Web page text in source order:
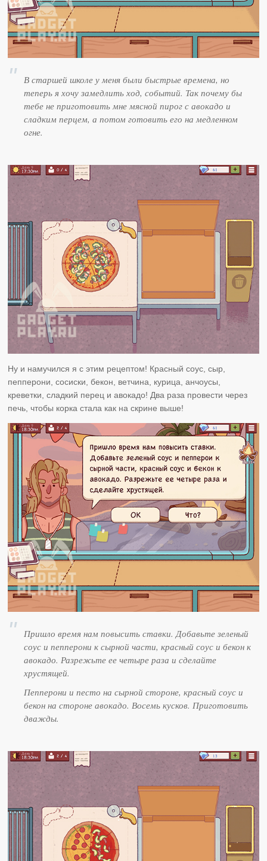
В старшей школе у меня были быстрые времена, но
теперь я хочу замедлить ход, событий. Так почему бы
тебе не приготовить мне мясной пирог с авокадо и
сладким перцем, а потом готовить его на медленном
огне.
Ну и намучился я с этим рецептом! Красный соус, сыр,
пепперони, сосиски, бекон, ветчина, курица, анчоусы,
креветки, сладкий перец и авокадо! Два раза провести через
печь, чтобы корка стала как на скрине выше!
Пришло время нам повысить ставки. Добавьте зеленый
соус и пепперони к сырной части, красный соус и бекон к
авокадо. Разрежьте ее четыре раза и сделайте
хрустящей.
Пепперони и песто на сырной стороне, красный соус и
бекон на стороне авокадо. Восемь кусков. Приготовить
дважды.